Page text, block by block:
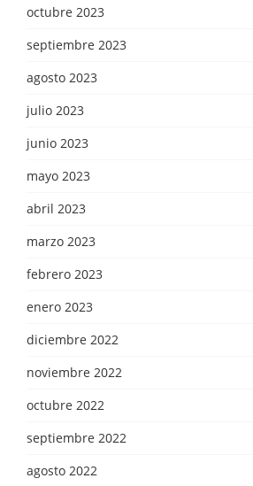
octubre 2023
septiembre 2023
agosto 2023
julio 2023
junio 2023
mayo 2023
abril 2023
marzo 2023
febrero 2023
enero 2023
diciembre 2022
noviembre 2022
octubre 2022
septiembre 2022
agosto 2022